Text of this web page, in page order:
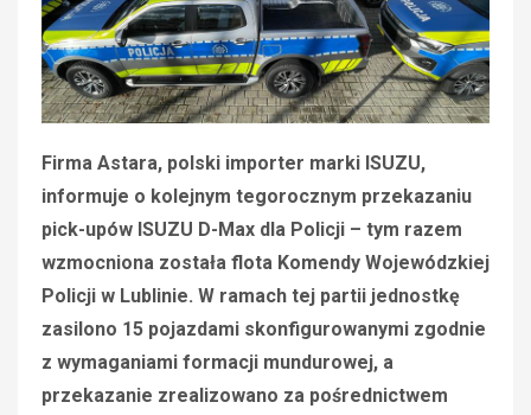
Firma Astara, polski importer marki ISUZU,
informuje o kolejnym tegorocznym przekazaniu
pick-upów ISUZU D-Max dla Policji – tym razem
wzmocniona została flota Komendy Wojewódzkiej
Policji w Lublinie. W ramach tej partii jednostkę
zasilono 15 pojazdami skonfigurowanymi zgodnie
z wymaganiami formacji mundurowej, a
przekazanie zrealizowano za pośrednictwem